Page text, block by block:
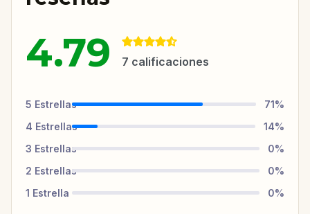
4.79 7 calificaciones
5 Estrellas 71%
4 Estrellas 14%
3 Estrellas 0%
2 Estrellas 0%
1 Estrella 0%